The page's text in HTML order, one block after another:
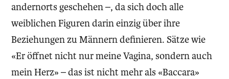
andernorts geschehen –, da sich doch alle
weiblichen Figuren darin einzig über ihre
Beziehungen zu Männern definieren. Sätze wie
«Er öffnet nicht nur meine Vagina, sondern auch
mein Herz» – das ist nicht mehr als «Baccara»